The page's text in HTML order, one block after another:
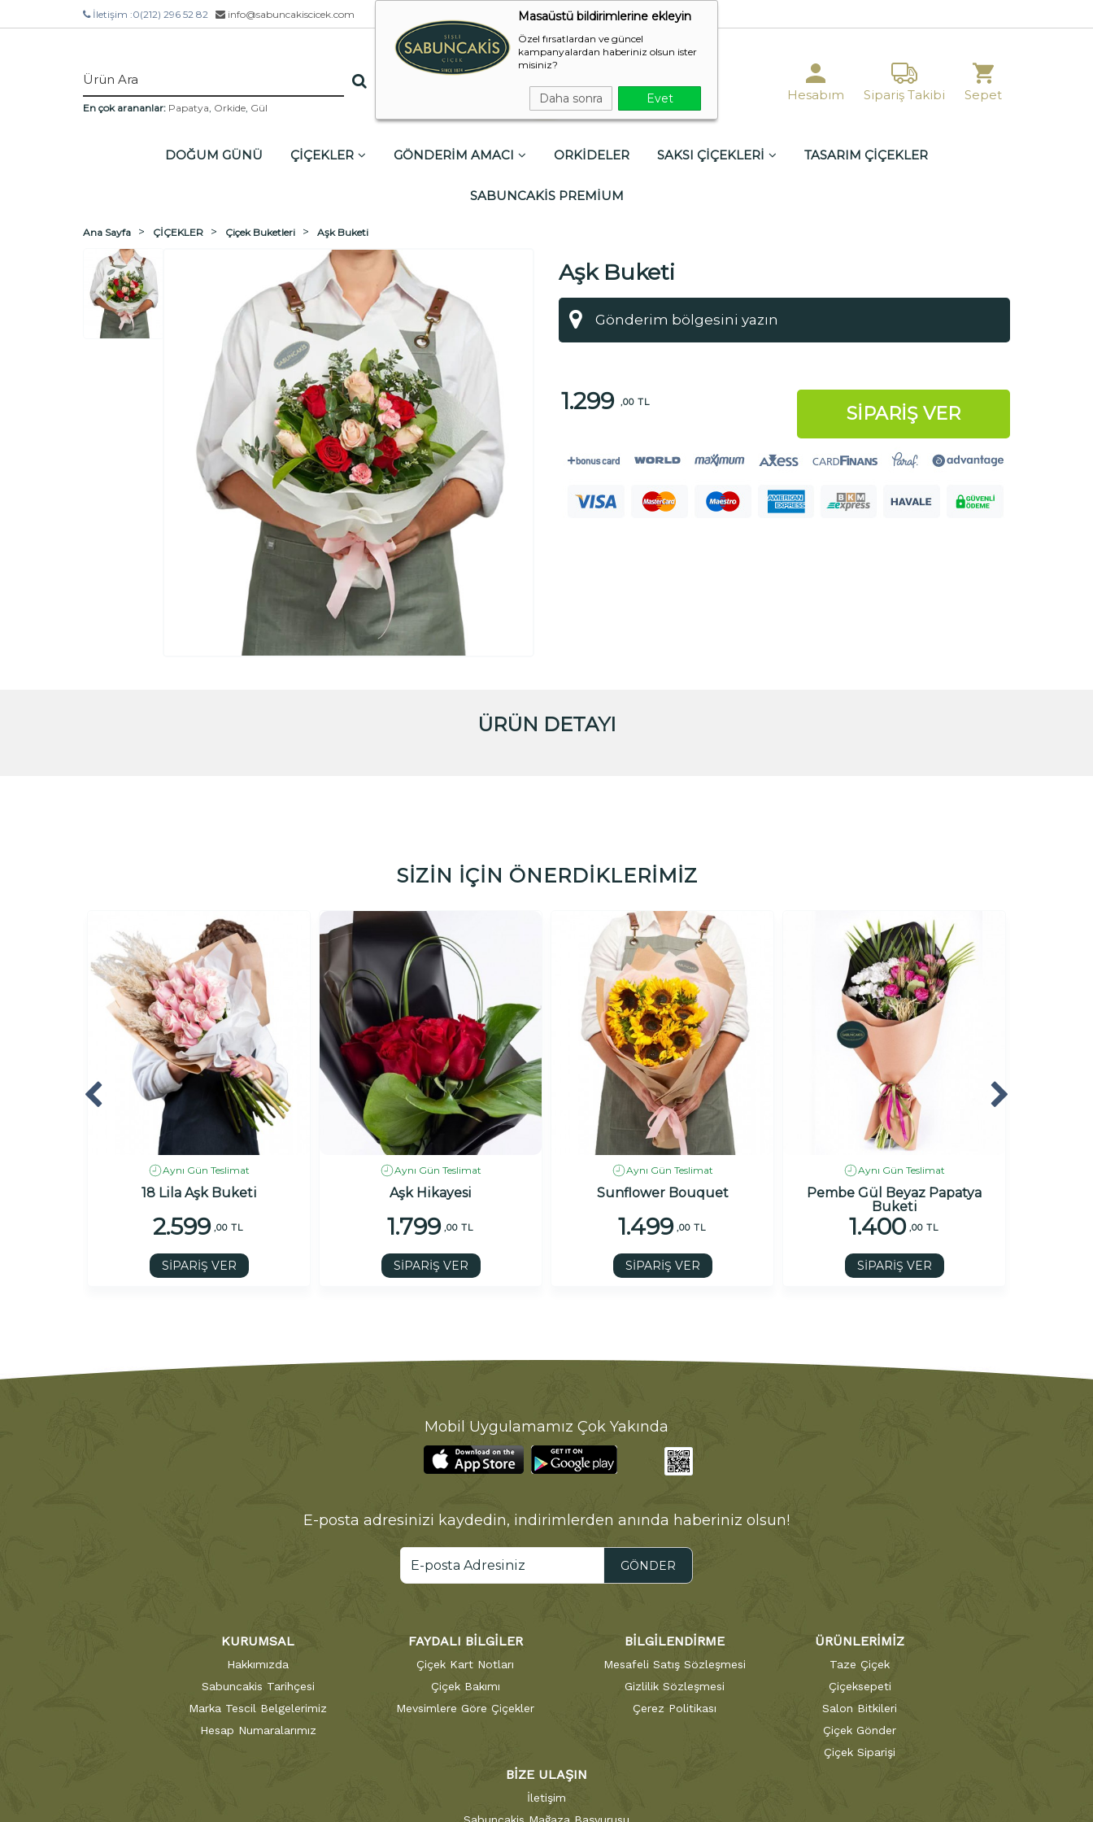
Masaüstü bildirimlerine ekleyin
Özel fırsatlardan ve güncel
kampanyalardan haberiniz olsun ister
misiniz?
Daha sonra Evet
İletişim :0(212) 296 52 82 info@sabuncakiscicek.com
En çok arananlar: Papatya, Orkide, Gül
Hesabım Sipariş Takibi Sepet
DOĞUM GÜNÜ ÇİÇEKLER GÖNDERİM AMACI ORKİDELER SAKSI ÇİÇEKLERİ TASARIM ÇİÇEKLER
SABUNCAKİS PREMİUM
Ana Sayfa ÇİÇEKLER Çiçek Buketleri Aşk Buketi
Aşk Buketi
1.299 ,00 TL
SİPARİŞ VER
ÜRÜN DETAYI
SİZİN İÇİN ÖNERDİKLERİMİZ
Aynı Gün Teslimat
18 Lila Aşk Buketi
2.599 ,00 TL
SİPARİŞ VER
Aynı Gün Teslimat
Aşk Hikayesi
1.799 ,00 TL
SİPARİŞ VER
Aynı Gün Teslimat
Sunflower Bouquet
1.499 ,00 TL
SİPARİŞ VER
Aynı Gün Teslimat
Pembe Gül Beyaz Papatya
Buketi
1.400 ,00 TL
SİPARİŞ VER
Mobil Uygulamamız Çok Yakında
E-posta adresinizi kaydedin, indirimlerden anında haberiniz olsun!
GÖNDER
KURUMSAL
Hakkımızda
Sabuncakis Tarihçesi
Marka Tescil Belgelerimiz
Hesap Numaralarımız
FAYDALI BİLGİLER
Çiçek Kart Notları
Çiçek Bakımı
Mevsimlere Göre Çiçekler
BİLGİLENDİRME
Mesafeli Satış Sözleşmesi
Gizlilik Sözleşmesi
Çerez Politikası
ÜRÜNLERİMİZ
Taze Çiçek
Çiçeksepeti
Salon Bitkileri
Çiçek Gönder
Çiçek Siparişi
BİZE ULAŞIN
İletişim